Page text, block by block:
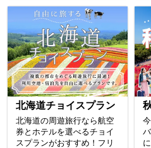
北海道チョイスプラン
北海道の周遊旅行なら航空
券とホテルを選べるチョイ
スプランがおすすめ！フリ